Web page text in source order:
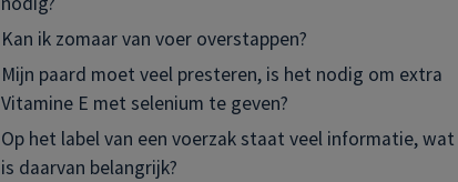
Kan ik zomaar van voer overstappen?
Mijn paard moet veel presteren, is het nodig om extra
Vitamine E met selenium te geven?
Op het label van een voerzak staat veel informatie, wat
is daarvan belangrijk?